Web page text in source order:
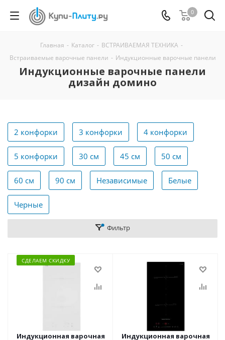
0
Главная - Каталог - ВСТРАИВАЕМАЯ ТЕХНИКА -
Встраиваемые варочные панели - Индукционные варочные панели
Индукционные варочные панели
дизайн домино
2 конфорки 3 конфорки 4 конфорки
5 конфорки 30 см 45 см 50 см
60 см 90 см Независимые Белые
Черные
Фильтр
СДЕЛАЕМ СКИДКУ
Индукционная варочная
Индукционная варочная